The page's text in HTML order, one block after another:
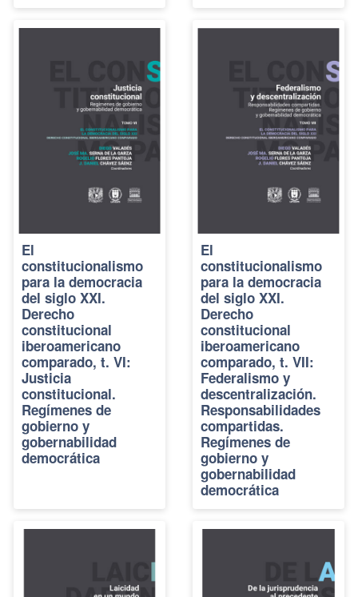
El
constitucionalismo
para la democracia
del siglo XXI.
Derecho
constitucional
iberoamericano
comparado, t. VI:
Justicia
constitucional.
Regímenes de
gobierno y
gobernabilidad
democrática
El
constitucionalismo
para la democracia
del siglo XXI.
Derecho
constitucional
iberoamericano
comparado, t. VII:
Federalismo y
descentralización.
Responsabilidades
compartidas.
Regímenes de
gobierno y
gobernabilidad
democrática